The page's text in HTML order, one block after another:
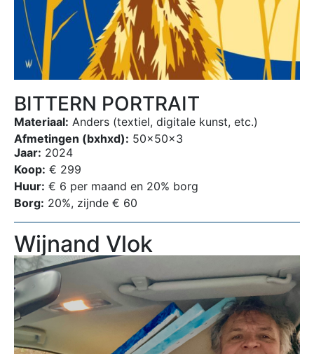
BITTERN PORTRAIT
Materiaal: Anders (textiel, digitale kunst, etc.)
Afmetingen (bxhxd): 50x50x3
Jaar: 2024
Koop: € 299
Huur: € 6 per maand en 20% borg
Borg: 20%, zijnde € 60
Wijnand Vlok